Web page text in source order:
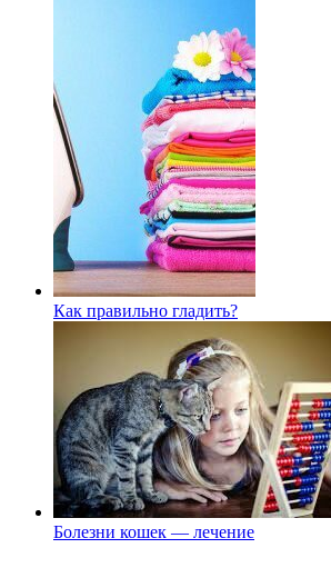
Как правильно гладить?
Болезни кошек — лечение